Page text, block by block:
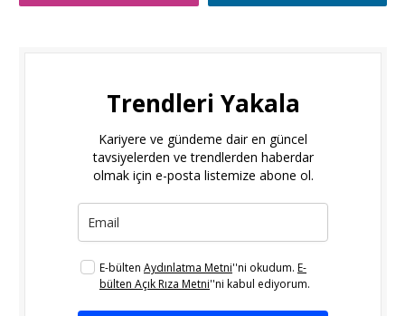
Trendleri Yakala
Kariyere ve gündeme dair en güncel
tavsiyelerden ve trendlerden haberdar
olmak için e-posta listemize abone ol.
E-bülten Aydınlatma Metni''ni okudum. E-
bülten Açık Rıza Metni''ni kabul ediyorum.